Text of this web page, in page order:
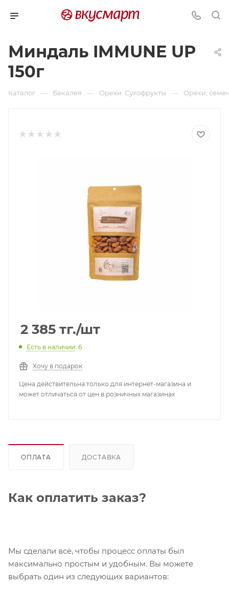
Миндаль IMMUNE UP
150г
Каталог — Бакалея — Орехи. Сухофрукты — Орехи,
2 385 тг./шт
Есть в наличии: 6
Хочу в подарок
Цена действительна только для интернет-магазина и
может отличаться от цен в розничных магазинах
ОПЛАТА ДОСТАВКА
Как оплатить заказ?
Мы сделали всё, чтобы процесс оплаты был
максимально простым и удобным. Вы можете
выбрать один из следующих вариантов: